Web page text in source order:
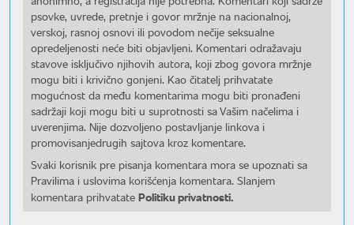
psovke, uvrede, pretnje i govor mržnje na nacionalnoj,
verskoj, rasnoj osnovi ili povodom nečije seksualne
opredeljenosti neće biti objavljeni. Komentari odražavaju
stavove isključivo njihovih autora, koji zbog govora mržnje
mogu biti i krivično gonjeni. Kao čitatelj prihvatate
mogućnost da među komentarima mogu biti pronađeni
sadržaji koji mogu biti u suprotnosti sa Vašim načelima i
uverenjima. Nije dozvoljeno postavljanje linkova i
promovisanjedrugih sajtova kroz komentare.
Svaki korisnik pre pisanja komentara mora se upoznati sa
Pravilima i uslovima korišćenja komentara. Slanjem
komentara prihvatate Politiku privatnosti.